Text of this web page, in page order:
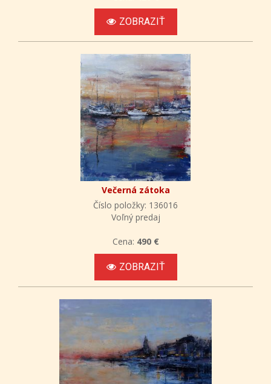
ZOBRAZIŤ
Večerná zátoka
Číslo položky: 136016
Voľný predaj
Cena: 490 €
ZOBRAZIŤ